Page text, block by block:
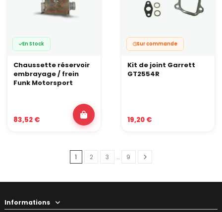
En Stock
Chaussette réservoir
embrayage / frein
Funk Motorsport
83,52 €
Sur commande
Kit de joint Garrett
GT2554R
19,20 €
1 2 3 … 9
Informations